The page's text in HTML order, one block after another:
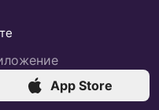
App Store